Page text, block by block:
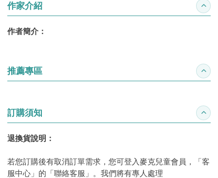
作家介紹 收合
作者簡介：
推薦專區 收合
訂購須知 收合
退換貨說明：
若您訂購後有取消訂單需求，您可登入麥克兒童會員，「客
服中心」的「聯絡客服」。我們將有專人處理